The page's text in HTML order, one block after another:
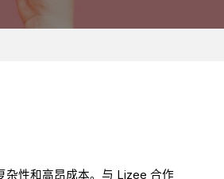
杂性和高昂成本。与 Lizee 合作